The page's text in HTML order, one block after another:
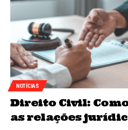
NOTÍCIAS
Direito Civil:
as relações